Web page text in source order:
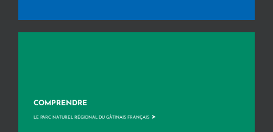
COMPRENDRE
LE PARC NATUREL RÉGIONAL DU GÂTINAIS FRANÇAIS >